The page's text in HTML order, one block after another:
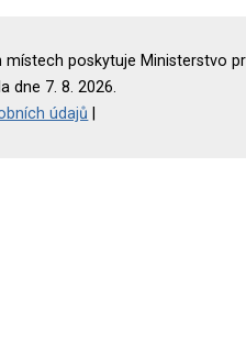
poskytuje Ministerstvo
dne 7. 8. 2026.
údajů